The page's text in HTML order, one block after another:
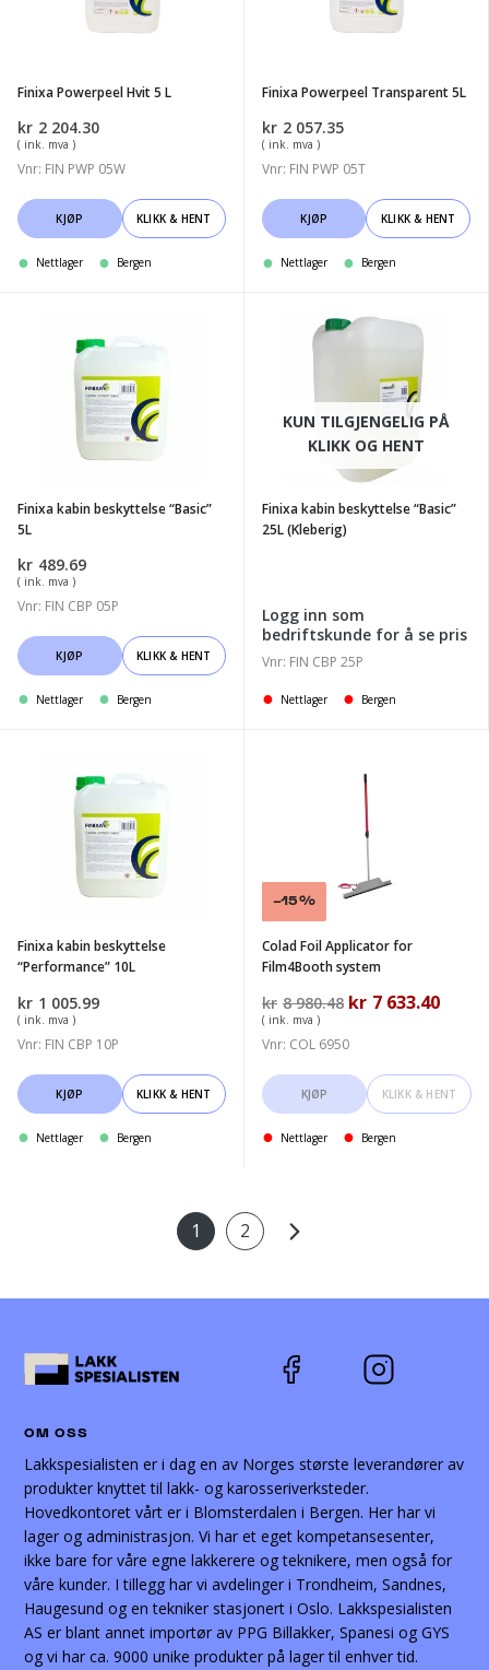
Finixa Powerpeel Hvit 5 L
kr 2 204.30
( ink. mva )
Vnr: FIN PWP 05W
KJØP KLIKK & HENT
Nettlager Bergen
Finixa Powerpeel Transparent 5L
kr 2 057.35
( ink. mva )
Vnr: FIN PWP 05T
KJØP KLIKK & HENT
Nettlager Bergen
beskyttelse
Finixa kabin beskyttelse “Basic”
5L
kr 489.69
( ink. mva )
Vnr: FIN CBP 05P
KJØP KLIKK & HENT
Nettlager Bergen
beskyttelse
"Basic"
(Kleberig)
KUN TILGJENGELIG PÅ
KLIKK OG HENT
Finixa kabin beskyttelse “Basic”
25L (Kleberig)
Logg inn som
bedriftskunde for å se pris
Vnr: FIN CBP 25P
Nettlager Bergen
beskyttelse
"Performance"
Finixa kabin beskyttelse
“Performance” 10L
kr 1 005.99
( ink. mva )
Vnr: FIN CBP 10P
KJØP KLIKK & HENT
Nettlager Bergen
Salg!
system
-15%
Colad Foil Applicator for
Film4Booth system
kr 8 980.48 Opprinnelig
var:
980.48.
kr 7 633.40
( ink. mva )
Vnr: COL 6950
KJØP KLIKK & HENT
Nettlager Bergen
1 2
OM OSS
Lakkspesialisten er i dag en av Norges største leverandører av
produkter knyttet til lakk- og karosseriverksteder.
Hovedkontoret vårt er i Blomsterdalen i Bergen. Her har vi
lager og administrasjon. Vi har et eget kompetansesenter,
ikke bare for våre egne lakkerere og teknikere, men også for
våre kunder. I tillegg har vi avdelinger i Trondheim, Sandnes,
Haugesund og en tekniker stasjonert i Oslo. Lakkspesialisten
AS er blant annet importør av PPG Billakker, Spanesi og GYS
og vi har ca. 9000 unike produkter på lager til enhver tid.